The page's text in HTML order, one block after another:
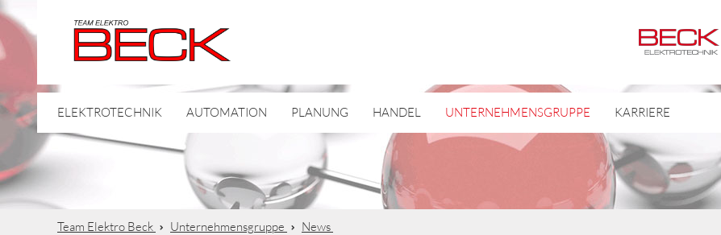
ELEKTROTECHNIK AUTOMATION PLANUNG HANDEL UNTERNEHMENSGRUPPE KARRIERE
Team Elektro Beck Unternehmensgruppe News